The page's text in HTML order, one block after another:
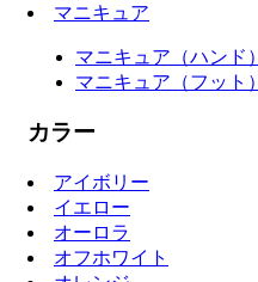
マニキュア
マニキュア（ハンド）
マニキュア（フット）
カラー
アイボリー
イエロー
オーロラ
オフホワイト